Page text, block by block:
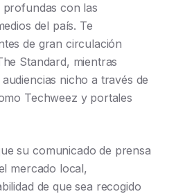
con las
del país. Te
de gran circulación
Standard, mientras
nicho a través de
Techweez y portales
su comunicado de prensa
mercado local,
de que sea recogido